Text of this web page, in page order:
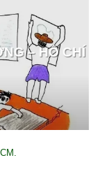
– HỒ CHÍ